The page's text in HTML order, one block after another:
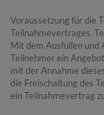
Voraussetzung für die
Teilnahmevertrages.
Mit dem Ausfüllen und
Teilnehmer ein
mit der Annahme
die Freischaltung des
ein Teilnahmevertrag